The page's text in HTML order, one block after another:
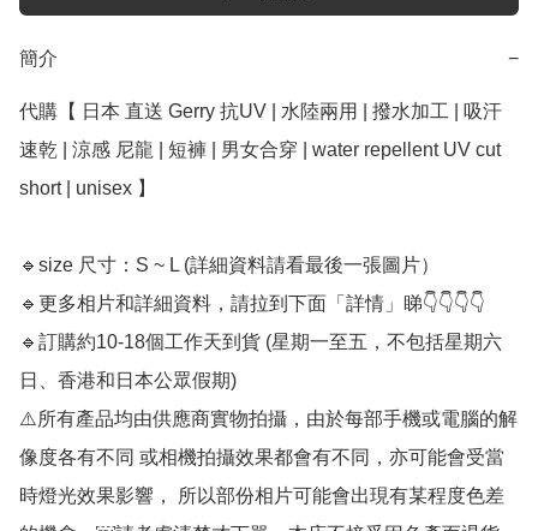
簡介 −
代購【 日本 直送 Gerry 抗UV | 水陸兩用 | 撥水加工 | 吸汗
速乾 | 涼感 尼龍 | 短褲 | 男女合穿 | water repellent UV cut
short | unisex 】
🔹size 尺寸：S ~ L (詳細資料請看最後一張圖片）
🔹更多相片和詳細資料，請拉到下面「詳情」睇👇👇👇👇
🔹訂購約10-18個工作天到貨 (星期一至五，不包括星期六
日、香港和日本公眾假期) ﻿
⚠️所有產品均由供應商實物拍攝，由於每部手機或電腦的解
像度各有不同 或相機拍攝效果都會有不同，亦可能會受當
時燈光效果影響， 所以部份相片可能會出現有某程度色差